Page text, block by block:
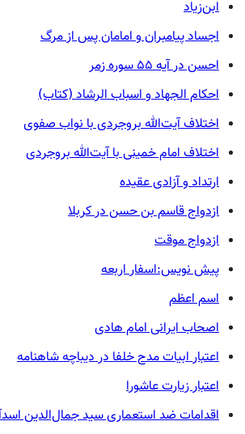
ابن‌زیاد
اجساد پیامبران و امامان پس از مرگ
احسن در آیه ۵۵ سوره زمر
احکام الجهاد و اسباب الرشاد (کتاب)
اختلاف آیت‌الله بروجردی با نواب صفوی
اختلاف امام خمینی با آیت‌الله بروجردی
ارتداد و آزادی عقیده
ازدواج قاسم بن حسن در کربلا
ازدواج موقت
پیش نویس:اسفار اربعه
اسم اعظم
اصحاب ایرانی امام هادی
اعتبار ابیات مدح خلفا در دیباچه شاهنامه
اعتبار زیارت عاشورا
اقدامات ضد استعماری سید جمال‌الدین